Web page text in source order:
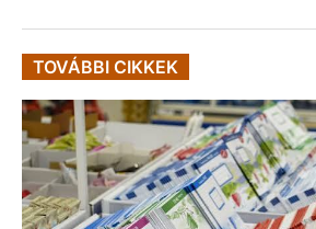
TOVÁBBI CIKKEK